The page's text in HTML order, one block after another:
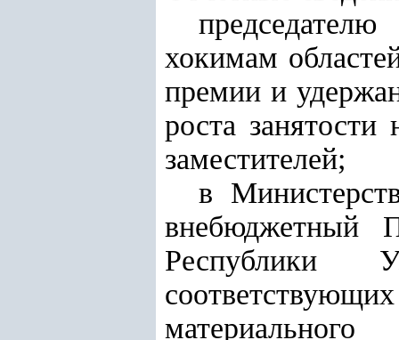
хокимам
премии и
роста
заместителей;
в
внебюджетный
Республики